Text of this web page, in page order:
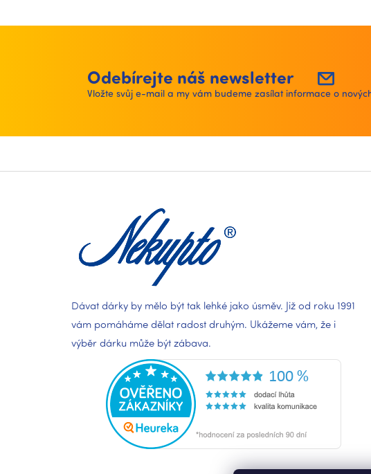
Odebírejte náš newsletter
Vložte svůj e-mail a my vám budeme zasílat informace o
á
Dávat dárky by mělo být tak lehké jako úsměv. Již od roku 1991
vám pomáháme dělat radost druhým. Ukážeme vám, že i
výběr dárku může být zábava.